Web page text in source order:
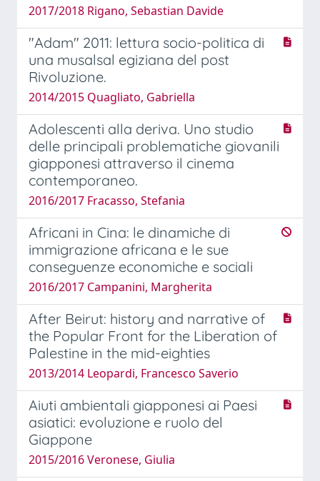
2017/2018 Rigano, Sebastian Davide
"Adam" 2011: lettura socio-politica di
una musalsal egiziana del post
Rivoluzione.
2014/2015 Quagliato, Gabriella
Adolescenti alla deriva. Uno studio
delle principali problematiche giovanili
giapponesi attraverso il cinema
contemporaneo.
2016/2017 Fracasso, Stefania
Africani in Cina: le dinamiche di
immigrazione africana e le sue
conseguenze economiche e sociali
2016/2017 Campanini, Margherita
After Beirut: history and narrative of
the Popular Front for the Liberation of
Palestine in the mid-eighties
2013/2014 Leopardi, Francesco Saverio
Aiuti ambientali giapponesi ai Paesi
asiatici: evoluzione e ruolo del
Giappone
2015/2016 Veronese, Giulia